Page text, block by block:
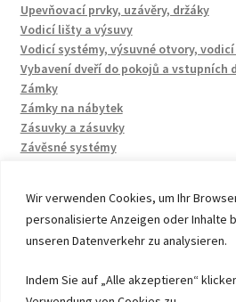
Wir verwenden Cookies, um Ihr
personalisierte Anzeigen oder Inhalte
unseren Datenverkehr zu analysieren.
Indem Sie auf „Alle akzeptieren“
Upevňovací prvky, uzávěry, držáky
Vodicí lišty a výsuvy
Vodicí systémy, výsuvné otvory,
Vybavení dveří do pokojů a vstupních
Zámky
Zámky na nábytek
Zásuvky a zásuvky
Závěsné systémy
© 2026 by UMAXO Germany,
High quality Fittings, mechanical